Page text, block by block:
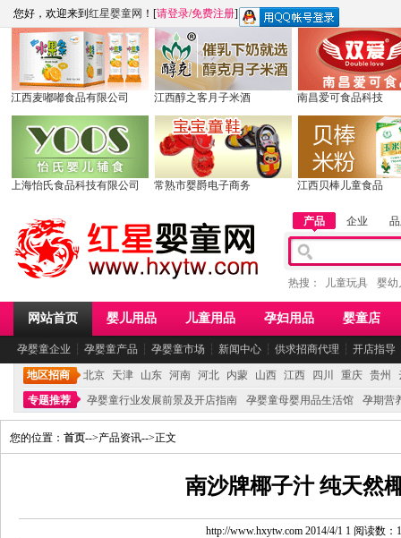
您好，欢迎来到 红星婴童网 ！[请登录/免费注册]
江西麦嘟嘟食品有限公司 江西醇之客月子米酒 南昌爱可食品科技
上海怡氏食品科技有限公司 常熟市婴爵电子商务 江西贝棒儿童食品
产品 企业
热搜： 儿童玩具 婴幼
网站首页 婴儿用品 儿童用品 孕妇用品 婴童店
孕婴童企业 ┆ 孕婴童产品 ┆ 孕婴童市场 ┆ 新闻中心 ┆ 供求招商代理 ┆ 开店指导
地区招商 北京 天津 山东 河南 河北 内蒙 山西 江西 四川 重庆 贵州
专题推荐
孕婴童行业发展前景及开店指南 孕婴童母婴用品生活馆 孕期营
您的位置： 首页-->产品资讯-->正文
南沙牌椰子汁 纯天然
http://www.hxytw.com 2014/4/1 1 阅读数：